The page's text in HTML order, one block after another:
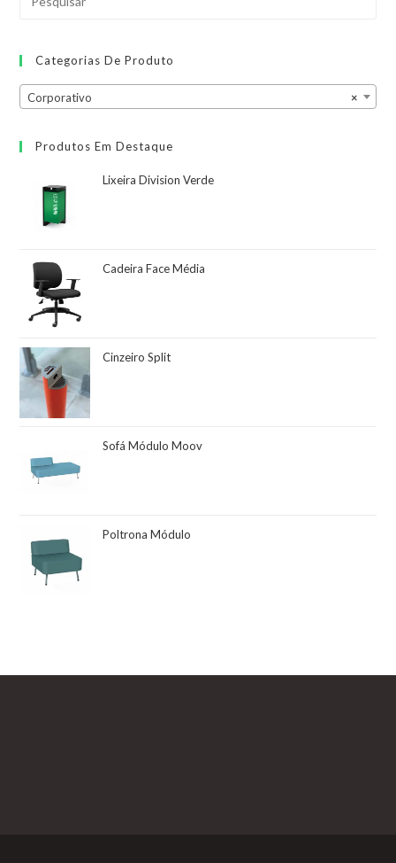
Categorias De Produto
×
Corporativo
Produtos Em Destaque
Lixeira Division Verde
Cadeira Face Média
Cinzeiro Split
Sofá Módulo Moov
Poltrona Módulo